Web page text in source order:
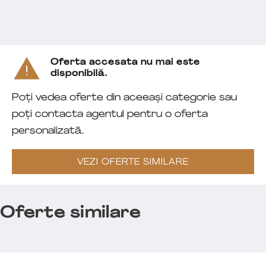
Oferta accesata nu mai este
disponibilă.
Poți vedea oferte din aceeași categorie sau
poți contacta agentul pentru o oferta
personalizată.
VEZI OFERTE SIMILARE
Oferte similare